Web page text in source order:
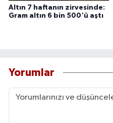
Altın 7 haftanın zirvesinde:
Gram altın 6 bin 500'ü aştı
Yorumlar